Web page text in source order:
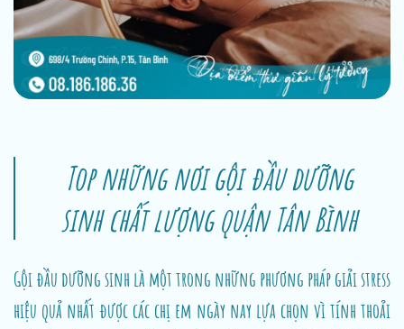
Top những nơi gội đầu dưỡng
sinh chất lượng quận Tân Bình
Gội đầu dưỡng sinh là một trong những phương pháp giải stress
hiệu quả nhất được các chị em ngày nay lựa chọn vì tính thoải